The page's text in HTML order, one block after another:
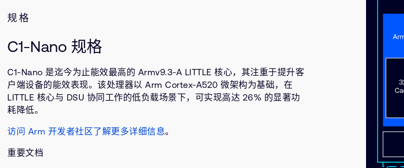
规格
C1-Nano 规格
C1-Nano 是迄今为止能效最高的 Armv9.3-A LITTLE 核心，其注重于提升客
户端设备的能效表现。该处理器以 Arm Cortex-A520 微架构为基础，在
LITTLE 核心与 DSU 协同工作的低负载场景下，可实现高达 26% 的显著功
耗降低。
访问 Arm 开发者社区了解更多详细信息。
重要文档